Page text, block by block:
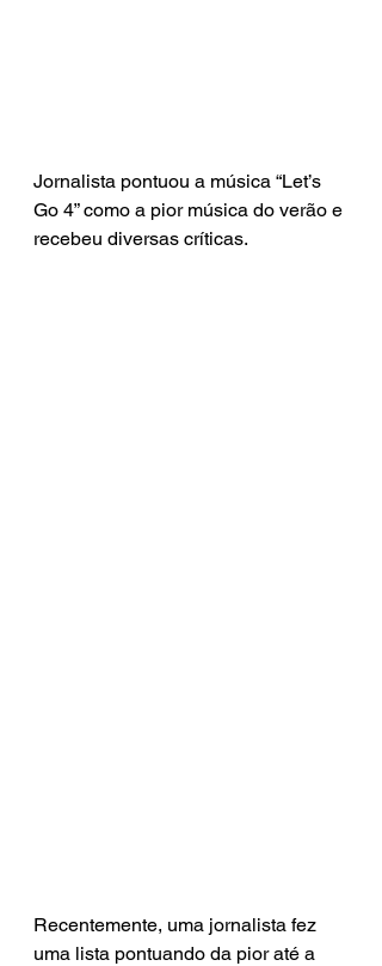
Jornalista pontuou a música “Let’s
Go 4” como a pior música do verão e
recebeu diversas críticas.
Recentemente, uma jornalista fez
uma lista pontuando da pior até a